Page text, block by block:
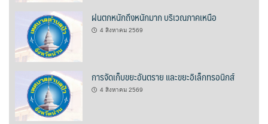
บ้านกังหัน @ ปัวคอทเทจ
บ้านต้นคูณ
บ้านนาโฮมสเตย์
บ้านปัว ปลายนา
บ้านพักชมดอย
ฝนตกหนักถึงหนักมาก บริเวณภาคเหนือ
4 สิงหาคม 2569
การจัดเก็บขยะอันตราย และขยะอิเล็กทรอนิกส์
4 สิงหาคม 2569